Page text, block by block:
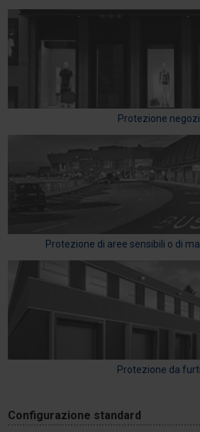
Protezione negozi
Protezione di aree sensibili o di
Protezione da furti
Configurazione standard